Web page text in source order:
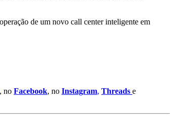
de um novo call center inteligente em
, no Facebook, no Instagram, Threads e